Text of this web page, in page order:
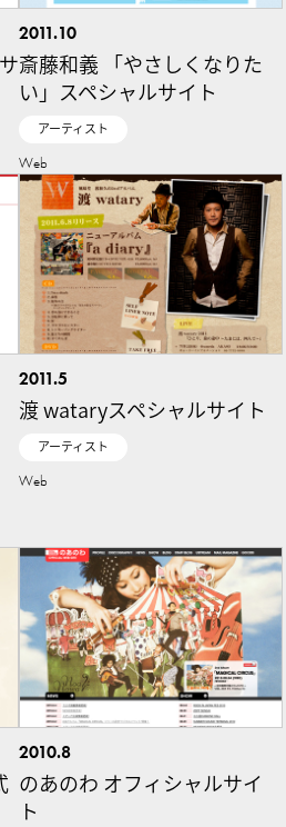
2011.10
斎藤和義 「やさしくなりた
い」スペシャルサイト
アーティスト
Web
2011.5
渡 wataryスペシャルサイト
アーティスト
Web
2010.8
のあのわ オフィシャルサイ
ト